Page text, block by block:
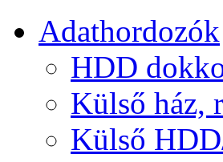
Adathordozók
HDD
Külső ház,
Külső